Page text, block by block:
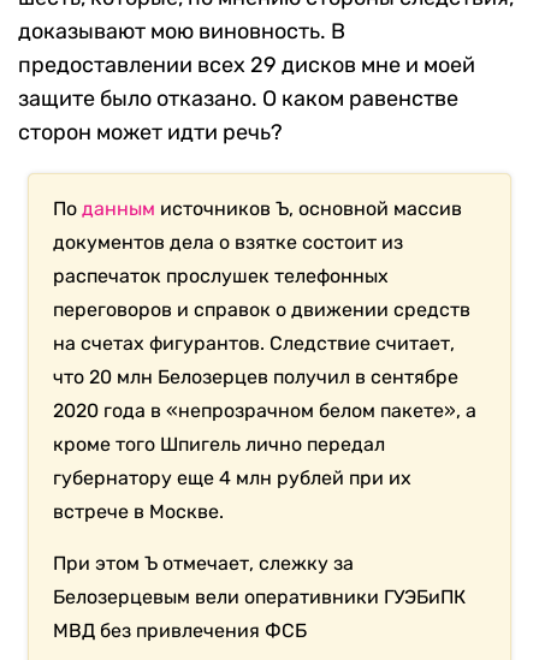
доказывают мою виновность. В
предоставлении всех 29 дисков мне и моей
защите было отказано. О каком равенстве
сторон может идти речь?
Поданным источников Ъ, основной массив
документов дела о взятке состоит из
распечаток прослушек телефонных
переговоров и справок о движении средств
на счетах фигурантов. Следствие считает,
что 20 млн Белозерцев получил в сентябре
2020 года в «непрозрачном белом пакете», а
кроме того Шпигель лично передал
губернатору еще 4 млн рублей при их
встрече в Москве.
При этом Ъ отмечает, слежку за
Белозерцевым вели оперативники ГУЭБиПК
МВД без привлечения ФСБ